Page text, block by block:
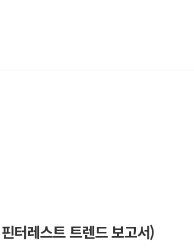
레스트 트렌드 보고서)